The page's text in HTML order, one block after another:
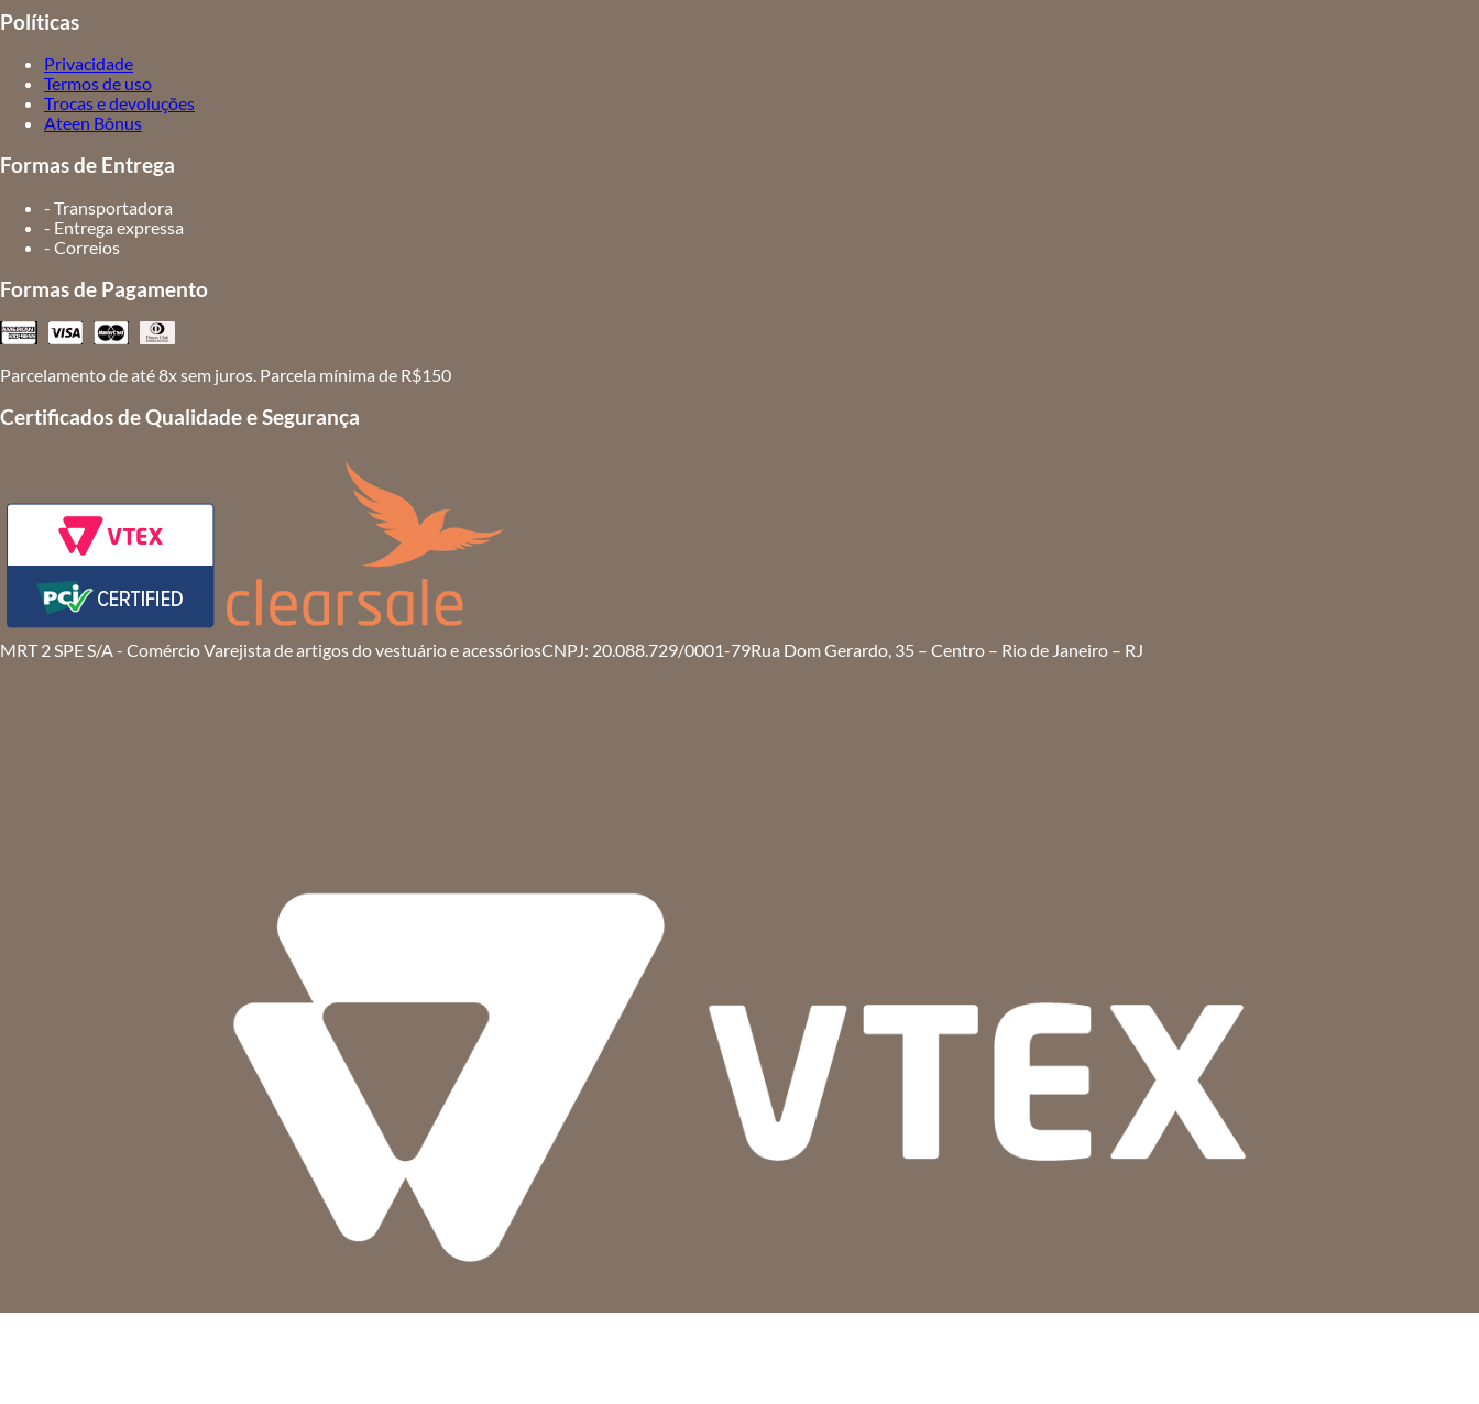
Políticas
Privacidade
Termos de uso
Trocas e devoluções
Ateen Bônus
Formas de Entrega
- Transportadora
- Entrega expressa
- Correios
Formas de Pagamento
Parcelamento de até 8x sem juros. Parcela mínima de R$150
Certificados de Qualidade e Segurança
MRT 2 SPE S/A - Comércio Varejista de artigos do vestuário e acessóriosCNPJ: 20.088.729/0001-79Rua Dom Gerardo, 35 – Centro – Rio de Janeiro – RJ